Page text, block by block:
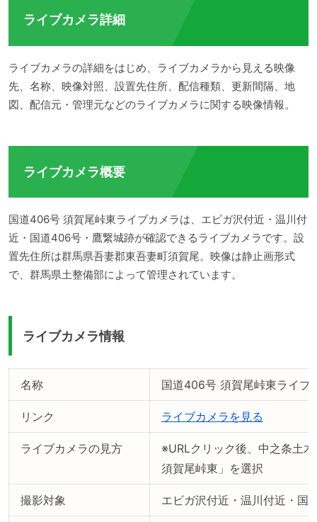
ライブカメラ詳細
ライブカメラの詳細をはじめ、ライブカメラから見える映像
先、名称、映像対照、設置先住所、配信種類、更新間隔、地
図、配信元・管理元などのライブカメラに関する映像情報。
ライブカメラ概要
国道406号 須賀尾峠東ライブカメラは、エビガ沢付近・温川付
近・国道406号・鷹繋城跡が確認できるライブカメラです。設
置先住所は群馬県吾妻郡東吾妻町須賀尾。映像は静止画形式
で、群馬県土整備部によって管理されています。
ライブカメラ情報
名称 国道406号 須賀尾峠東ライブ
リンク ライブカメラを見る
ライブカメラの見方
※URLクリック後、中之条土
須賀尾峠東」を選択
撮影対象 エビガ沢付近・温川付近・国